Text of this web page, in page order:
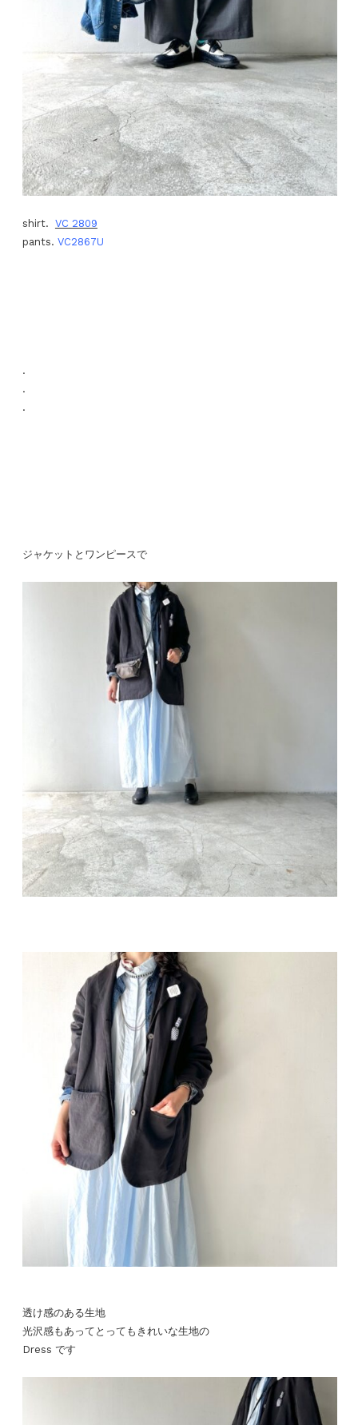
shirt. VC 2809
pants. VC2867U
.
.
.
ジャケットとワンピースで
透け感のある生地
光沢感もあってとってもきれいな生地の
Dress です